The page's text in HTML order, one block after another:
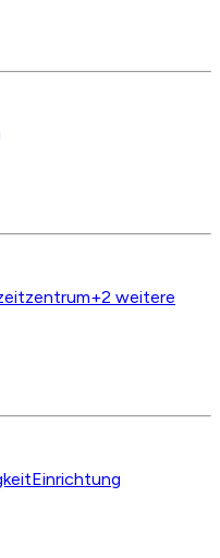
+2 weitere
Einrichtung